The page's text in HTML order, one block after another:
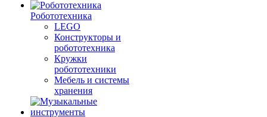
Робототехника
LEGO
Конструкторы и
робототехника
Кружки
робототехники
Мебель и системы
хранения